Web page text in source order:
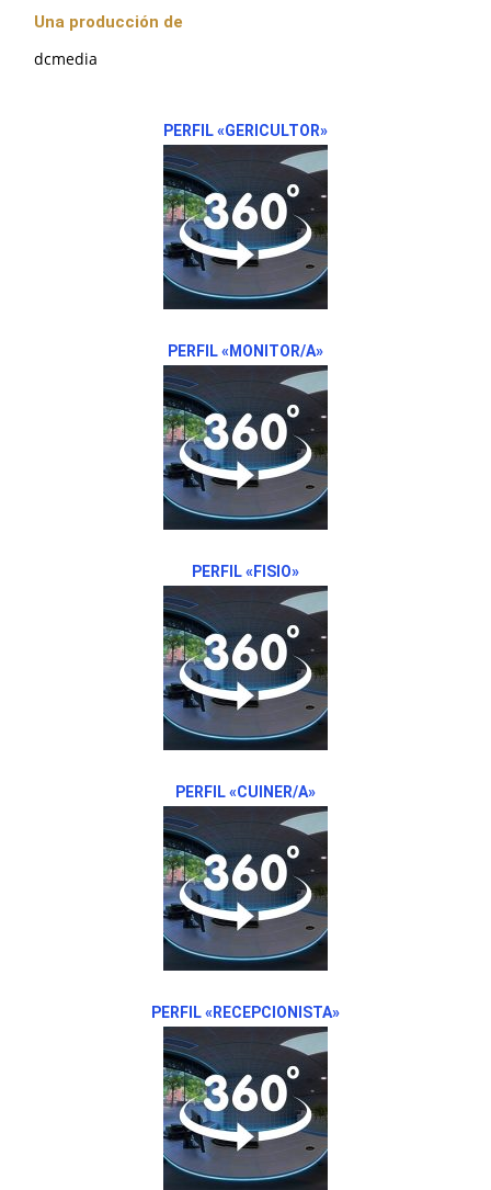
Una producción de
dcmedia
PERFIL «GERICULTOR»
PERFIL «MONITOR/A»
PERFIL «FISIO»
PERFIL «CUINER/A»
PERFIL «RECEPCIONISTA»